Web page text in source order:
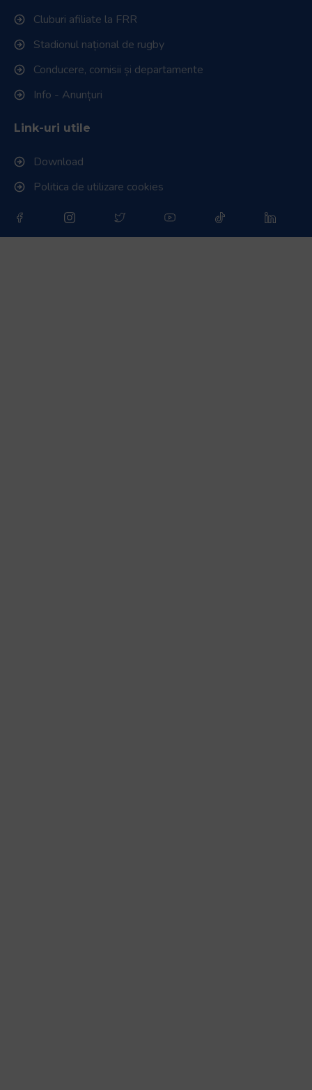
Cluburi afiliate la FRR
Stadionul național de rugby
Conducere, comisii și departamente
Info - Anunțuri
Link-uri utile
Download
Politica de utilizare cookies